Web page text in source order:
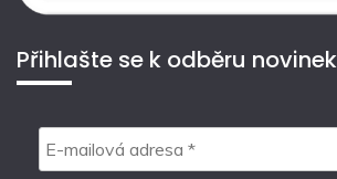
Přihlašte se k odběru novinek